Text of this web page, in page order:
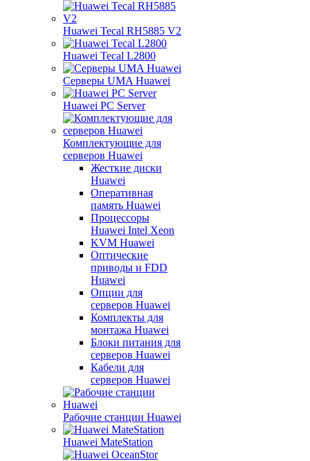
Huawei Tecal RH5885 V2
Huawei Tecal L2800
Серверы UMA Huawei
Huawei PC Server
Комплектующие для
серверов Huawei
Жесткие диски
Huawei
Оперативная
память Huawei
Процессоры
Huawei Intel Xeon
KVM Huawei
Оптические
приводы и FDD
Huawei
Опции для
серверов Huawei
Комплекты для
монтажа Huawei
Блоки питания для
серверов Huawei
Кабели для
серверов Huawei
Рабочие станции Huawei
Huawei MateStation